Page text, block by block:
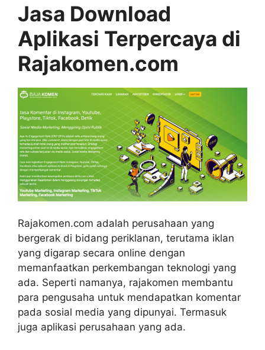
Jasa Download
Aplikasi Terpercaya di
Rajakomen.com
Rajakomen.com adalah perusahaan yang
bergerak di bidang periklanan, terutama iklan
yang digarap secara online dengan
memanfaatkan perkembangan teknologi yang
ada. Seperti namanya, rajakomen membantu
para pengusaha untuk mendapatkan komentar
pada sosial media yang dipunyai. Termasuk
juga aplikasi perusahaan yang ada.